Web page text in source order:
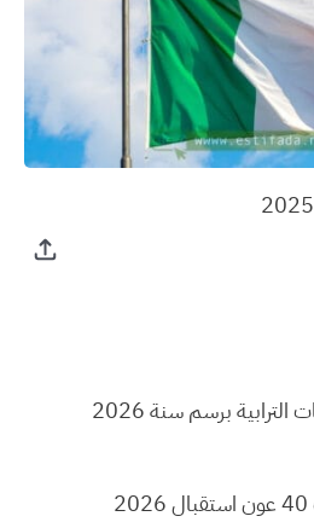
الترابية برسم سنة 2026